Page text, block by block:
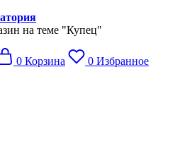
на теме "Купец"
0 Корзина 0 Избранное